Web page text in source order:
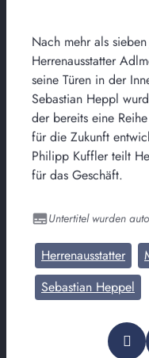
Nach mehr als
Herrenausstatter
seine Türen in der
Sebastian Heppl
der bereits eine
für die Zukunft
Philipp Kuffler teilt
für das Geschäft.
Untertitel wurden
Herrenausstatter
Sebastian Heppel